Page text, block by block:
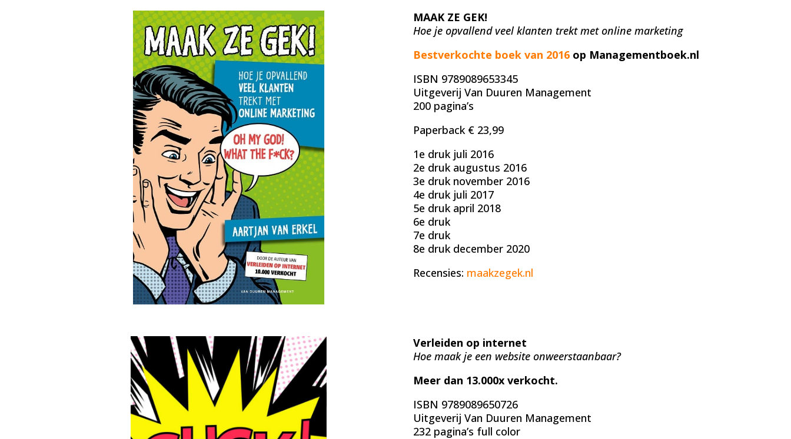
MAAK ZE GEK!
Hoe je opvallend veel klanten trekt met online marketing
Bestverkochte boek van 2016 op Managementboek.nl
ISBN 9789089653345
Uitgeverij Van Duuren Management
200 pagina’s
Paperback € 23,99
1e druk juli 2016
2e druk augustus 2016
3e druk november 2016
4e druk juli 2017
5e druk april 2018
6e druk
7e druk
8e druk december 2020
Recensies: maakzegek.nl
Verleiden op internet
Hoe maak je een website onweerstaanbaar?
Meer dan 13.000x verkocht.
ISBN 9789089650726
Uitgeverij Van Duuren Management
232 pagina’s full color